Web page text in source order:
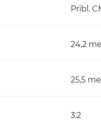
Pribl.
24,2
25,5
3:2